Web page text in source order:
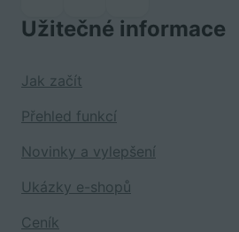
Užitečné informace
Jak začít
Přehled funkcí
Novinky a vylepšení
Ukázky e-shopů
Ceník